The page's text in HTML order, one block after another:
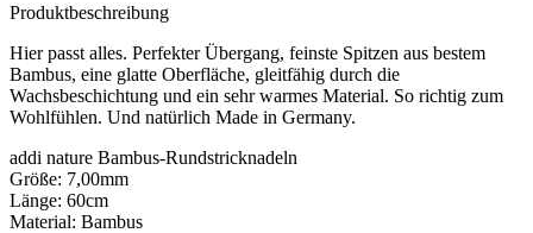
Produktbeschreibung
Hier passt alles. Perfekter Übergang, feinste Spitzen aus bestem
Bambus, eine glatte Oberfläche, gleitfähig durch die
Wachsbeschichtung und ein sehr warmes Material. So richtig zum
Wohlfühlen. Und natürlich Made in Germany.
addi nature Bambus-Rundstricknadeln
Größe: 7,00mm
Länge: 60cm
Material: Bambus